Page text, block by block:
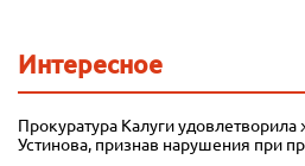
Интересное
Прокуратура Калуги
Устинова, признав нарушения при